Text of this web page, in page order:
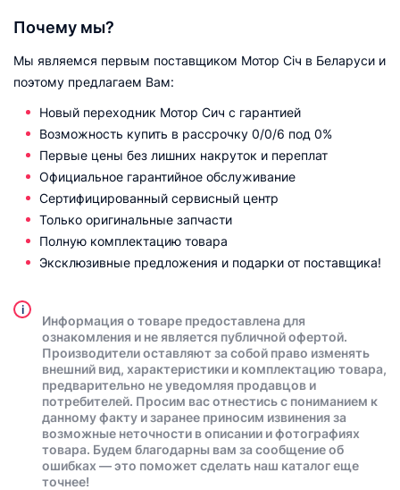
Почему мы?
Мы являемся первым поставщиком Мотор Сiч в Беларуси и
поэтому предлагаем Вам:
Новый переходник Мотор Сич с гарантией
Возможность купить в рассрочку 0/0/6 под 0%
Первые цены без лишних накруток и переплат
Официальное гарантийное обслуживание
Сертифицированный сервисный центр
Только оригинальные запчасти
Полную комплектацию товара
Эксклюзивные предложения и подарки от поставщика!
i
Информация о товаре предоставлена для
ознакомления и не является публичной офертой.
Производители оставляют за собой право изменять
внешний вид, характеристики и комплектацию товара,
предварительно не уведомляя продавцов и
потребителей. Просим вас отнестись с пониманием к
данному факту и заранее приносим извинения за
возможные неточности в описании и фотографиях
товара. Будем благодарны вам за сообщение об
ошибках — это поможет сделать наш каталог еще
точнее!